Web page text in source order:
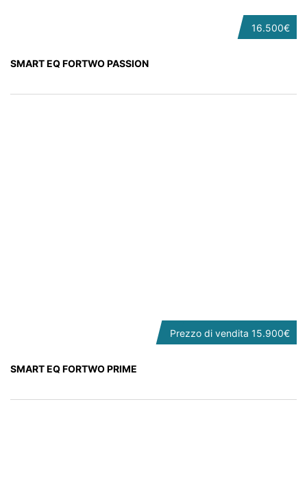
16.500€
SMART EQ FORTWO PASSION
Prezzo di vendita 15.900€
SMART EQ FORTWO PRIME